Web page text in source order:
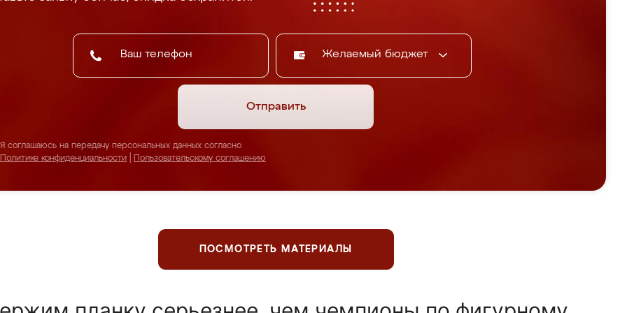
Желаемый бюджет
Отправить
Я соглашаюсь на передачу персональных данных согласно
Политике конфиденциальности
Пользовательскому соглашению
ПОСМОТРЕТЬ МАТЕРИАЛЫ